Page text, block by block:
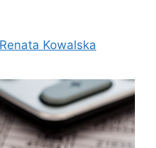
Renata Kowalska